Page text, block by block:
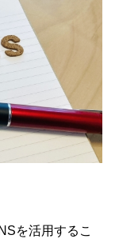
を活用するこ